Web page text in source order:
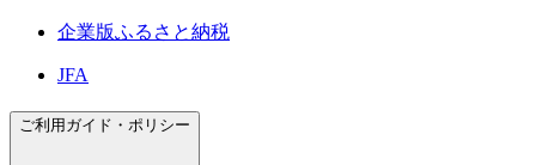
企業版ふるさと納税
JFA
ご利用ガイド・ポリシー